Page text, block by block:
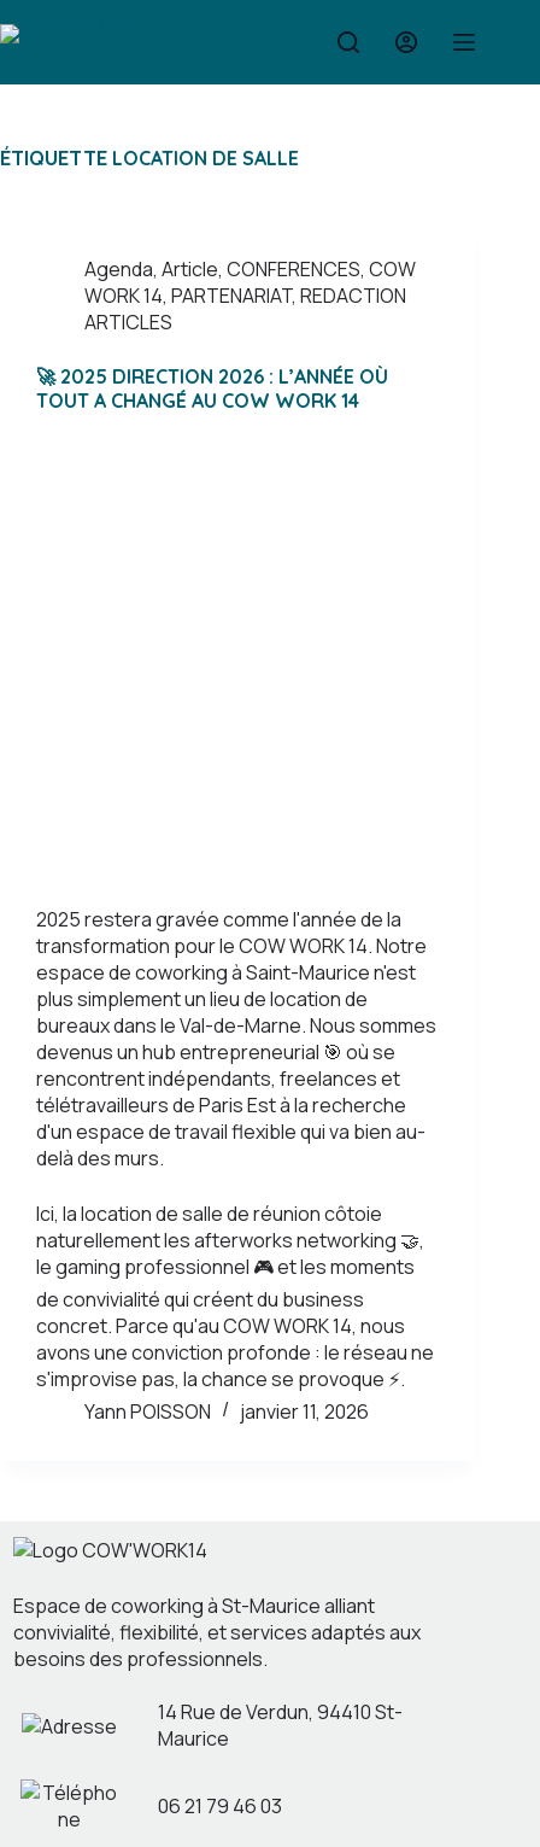
au
ÉTIQUETTE LOCATION DE SALLE
Agenda, Article, CONFERENCES, COW
WORK 14, PARTENARIAT, REDACTION
ARTICLES
🚀 2025 DIRECTION 2026 : L’ANNÉE OÙ
TOUT A CHANGÉ AU COW WORK 14
2025 restera gravée comme l'année de la
transformation pour le COW WORK 14. Notre
espace de coworking à Saint-Maurice n'est
plus simplement un lieu de location de
bureaux dans le Val-de-Marne. Nous sommes
devenus un hub entrepreneurial 🎯 où se
rencontrent indépendants, freelances et
télétravailleurs de Paris Est à la recherche
d'un espace de travail flexible qui va bien au-
delà des murs.
Ici, la location de salle de réunion côtoie
naturellement les afterworks networking 🤝,
le gaming professionnel 🎮 et les moments
de convivialité qui créent du business
concret. Parce qu'au COW WORK 14, nous
avons une conviction profonde : le réseau ne
s'improvise pas, la chance se provoque ⚡.
Yann POISSON
janvier 11, 2026
Espace de coworking à St-Maurice alliant
convivialité, flexibilité, et services adaptés aux
besoins des professionnels.
14 Rue de Verdun, 94410 St-
Maurice
06 21 79 46 03